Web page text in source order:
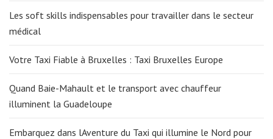
Les soft skills indispensables pour travailler dans le secteur
médical
Votre Taxi Fiable à Bruxelles : Taxi Bruxelles Europe
Quand Baie-Mahault et le transport avec chauffeur
illuminent la Guadeloupe
Embarquez dans lAventure du Taxi qui illumine le Nord pour